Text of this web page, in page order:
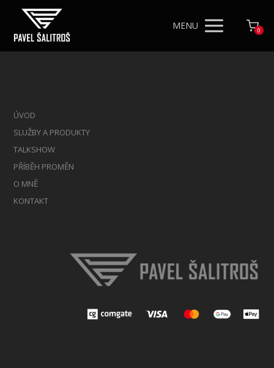
MENU 0
ÚVOD
SLUŽBY A PRODUKTY
TALKSHOW
PŘÍBĚH PROMĚN
O MNĚ
KONTAKT